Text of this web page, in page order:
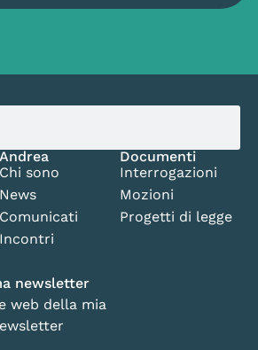
Andrea
Chi sono
News
Comunicati
Incontri
Documenti
Interrogazioni
Mozioni
Progetti di legge
newsletter
web della mia